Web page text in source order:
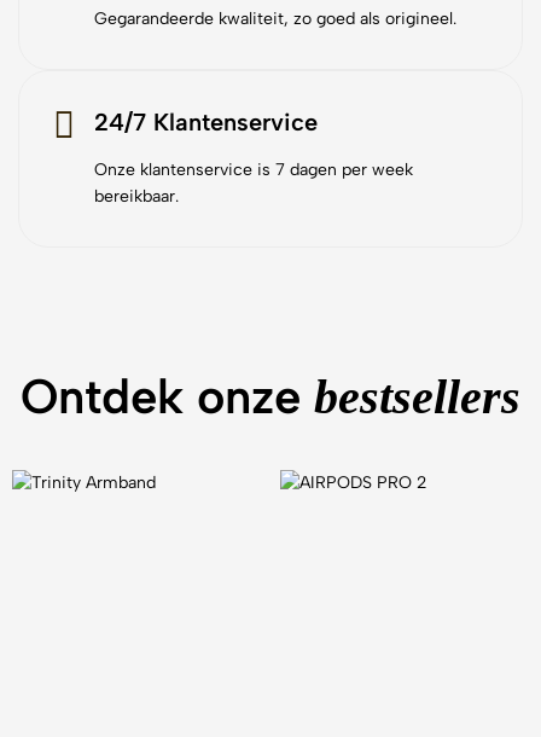
Gegarandeerde kwaliteit, zo goed als origineel.
24/7 Klantenservice
Onze klantenservice is 7 dagen per week
bereikbaar.
Ontdek onze bestsellers